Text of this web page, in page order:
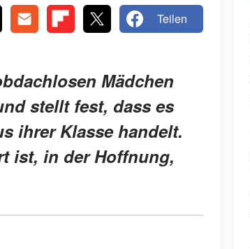
Teilen
Mädchen
stellt fest, dass es
ihrer Klasse handelt.
ist, in der Hoffnung,